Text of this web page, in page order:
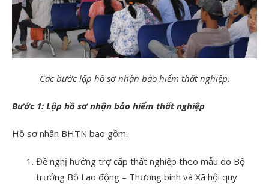
Các bước lập hồ sơ nhận bảo hiểm thất nghiệp.
Bước 1: Lập hồ sơ nhận bảo hiểm thất nghiệp
Hồ sơ nhận BHTN bao gồm:
Đề nghị hưởng trợ cấp thất nghiệp theo mẫu do Bộ
trưởng Bộ Lao động – Thương binh và Xã hội quy